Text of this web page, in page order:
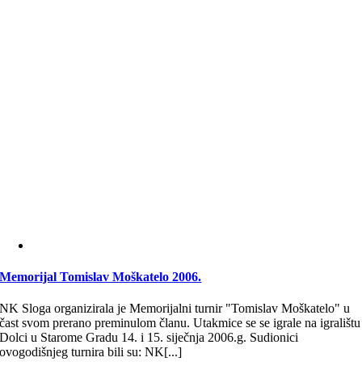
Memorijal Tomislav Moškatelo 2006.
NK Sloga organizirala je Memorijalni turnir "Tomislav Moškatelo" u
čast svom prerano preminulom članu. Utakmice se se igrale na igralištu
Dolci u Starome Gradu 14. i 15. siječnja 2006.g. Sudionici
ovogodišnjeg turnira bili su: NK[...]